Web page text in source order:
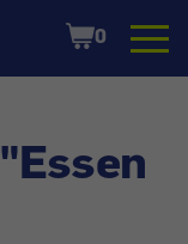
Shopping
Cart
0